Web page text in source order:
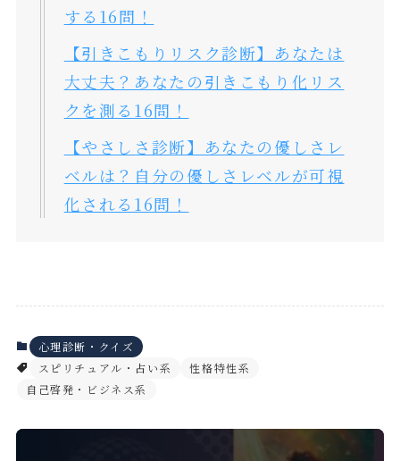
する16問！
【引きこもりリスク診断】あなたは
大丈夫？あなたの引きこもり化リス
クを測る16問！
【やさしさ診断】あなたの優しさレ
ベルは？自分の優しさレベルが可視
化される16問！
心理診断・クイズ
スピリチュアル・占い系
性格特性系
自己啓発・ビジネス系